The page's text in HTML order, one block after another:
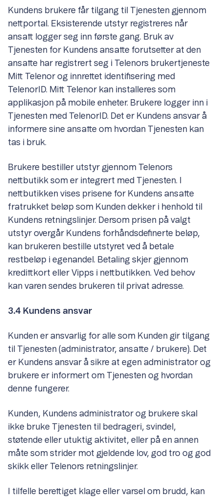
Kundens brukere får tilgang til Tjenesten gjennom
nettportal. Eksisterende utstyr registreres når
ansatt logger seg inn første gang. Bruk av
Tjenesten for Kundens ansatte forutsetter at den
ansatte har registrert seg i Telenors brukertjeneste
Mitt Telenor og innrettet identifisering med
TelenorID. Mitt Telenor kan installeres som
applikasjon på mobile enheter. Brukere logger inn i
Tjenesten med TelenorID. Det er Kundens ansvar å
informere sine ansatte om hvordan Tjenesten kan
tas i bruk.
Brukere bestiller utstyr gjennom Telenors
nettbutikk som er integrert med Tjenesten. I
nettbutikken vises prisene for Kundens ansatte
fratrukket beløp som Kunden dekker i henhold til
Kundens retningslinjer. Dersom prisen på valgt
utstyr overgår Kundens forhåndsdefinerte beløp,
kan brukeren bestille utstyret ved å betale
restbeløp i egenandel. Betaling skjer gjennom
kredittkort eller Vipps i nettbutikken. Ved behov
kan varen sendes brukeren til privat adresse.
3.4 Kundens ansvar
Kunden er ansvarlig for alle som Kunden gir tilgang
til Tjenesten (administrator, ansatte / brukere). Det
er Kundens ansvar å sikre at egen administrator og
brukere er informert om Tjenesten og hvordan
denne fungerer.
Kunden, Kundens administrator og brukere skal
ikke bruke Tjenesten til bedrageri, svindel,
støtende eller utuktig aktivitet, eller på en annen
måte som strider mot gjeldende lov, god tro og god
skikk eller Telenors retningslinjer.
I tilfelle berettiget klage eller varsel om brudd, kan